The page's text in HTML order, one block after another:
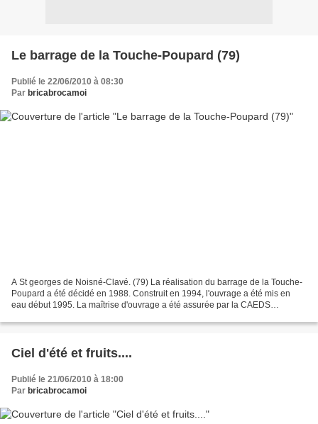
Le barrage de la Touche-Poupard (79)
Publié le 22/06/2010 à 08:30
Par bricabrocamoi
A St georges de Noisné-Clavé. (79) La réalisation du barrage de la Touche-
Poupard a été décidé en 1988. Construit en 1994, l'ouvrage a été mis en
eau début 1995. La maîtrise d'ouvrage a été assurée par la CAEDS
Ciel d'été et fruits....
Publié le 21/06/2010 à 18:00
Par bricabrocamoi